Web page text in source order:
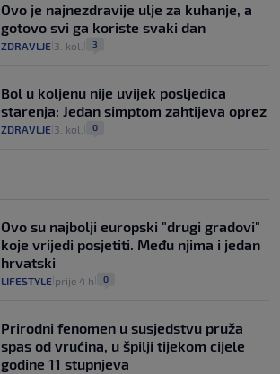
Ovo je najnezdravije ulje za kuhanje, a
gotovo svi ga koriste svaki dan
ZDRAVLJE 3. kol. 3
Bol u koljenu nije uvijek posljedica
starenja: Jedan simptom zahtijeva oprez
ZDRAVLJE 3. kol. 0
Ovo su najbolji europski "drugi gradovi"
koje vrijedi posjetiti. Među njima i jedan
hrvatski
LIFESTYLE prije 4 h 0
Prirodni fenomen u susjedstvu pruža
spas od vrućina, u špilji tijekom cijele
godine 11 stupnjeva